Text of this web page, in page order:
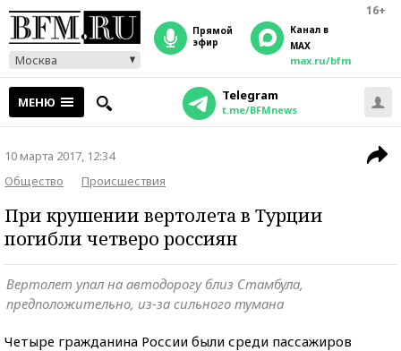
16+
Москва
прямой
эфир
Канал в
MAX
max.ru/bfm
МЕНЮ Telegram
t.me/BFMnews
10 марта 2017, 12:34
Общество
Происшествия
При крушении вертолета в Турции
погибли четверо россиян
Вертолет упал на автодорогу близ Стамбула,
предположительно, из-за сильного тумана
Четыре гражданина России были среди пассажиров